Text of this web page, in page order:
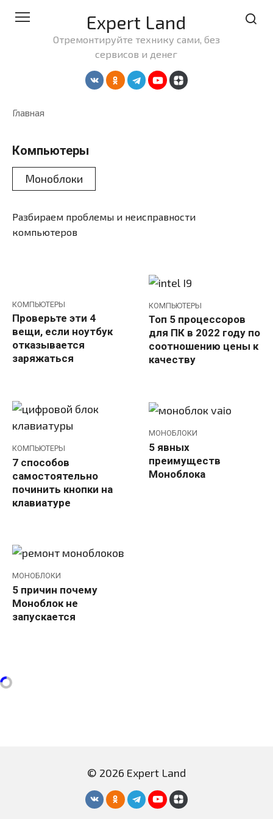
Expert Land
Отремонтируйте технику сами, без
сервисов и денег
Главная
Компьютеры
Моноблоки
Разбираем проблемы и неисправности
компьютеров
КОМПЬЮТЕРЫ
Проверьте эти 4
вещи, если ноутбук
отказывается
заряжаться
КОМПЬЮТЕРЫ
Топ 5 процессоров
для ПК в 2022 году по
соотношению цены к
качеству
КОМПЬЮТЕРЫ
7 способов
самостоятельно
починить кнопки на
клавиатуре
МОНОБЛОКИ
5 явных
преимуществ
Моноблока
МОНОБЛОКИ
5 причин почему
Моноблок не
запускается
© 2026 Expert Land